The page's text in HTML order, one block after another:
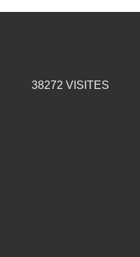
38272 VISITES